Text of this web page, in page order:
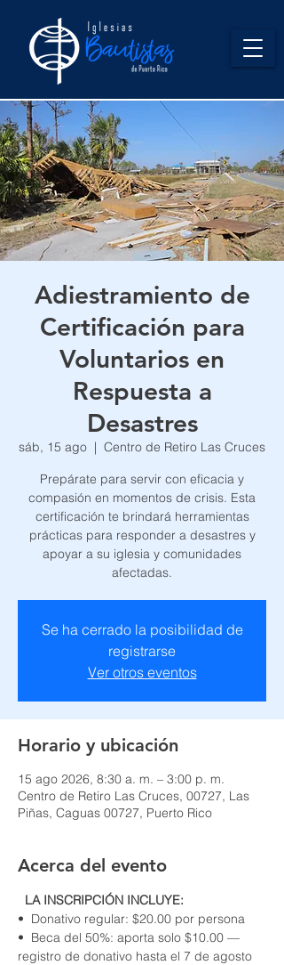
Adiestramiento de
Certificación para
Voluntarios en
Respuesta a
Desastres
sáb, 15 ago
  |
Centro de Retiro Las Cruces
Prepárate para servir con eficacia y
compasión en momentos de crisis. Esta
certificación te brindará herramientas
prácticas para responder a desastres y
apoyar a su iglesia y comunidades
afectadas.
Se ha cerrado la posibilidad de
registrarse
Ver otros eventos
Horario y ubicación
15 ago 2026, 8:30 a. m. – 3:00 p. m.
Centro de Retiro Las Cruces, 00727, Las
Piñas, Caguas 00727, Puerto Rico
Acerca del evento
LA INSCRIPCIÓN INCLUYE:
•  Donativo regular: $20.00 por persona
•  Beca del 50%: aporta solo $10.00 —
registro de donativo hasta el 7 de agosto